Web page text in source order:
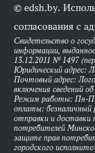
© edsh.by.
согласования с
Свидетельство о
информации,
13.12.2011 № 1497
Юридический адрес:
Почтовый адрес:
включения сведений
Режим работы: Пн-
оплаты:
отправки и доставки
потребителей
защите прав
городского